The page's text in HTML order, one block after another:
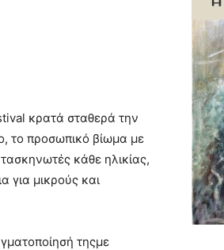
κρατά σταθερά την
το προσωπικό βίωμα με
κάθε ηλικίας,
για μικρούς και
τηςμε